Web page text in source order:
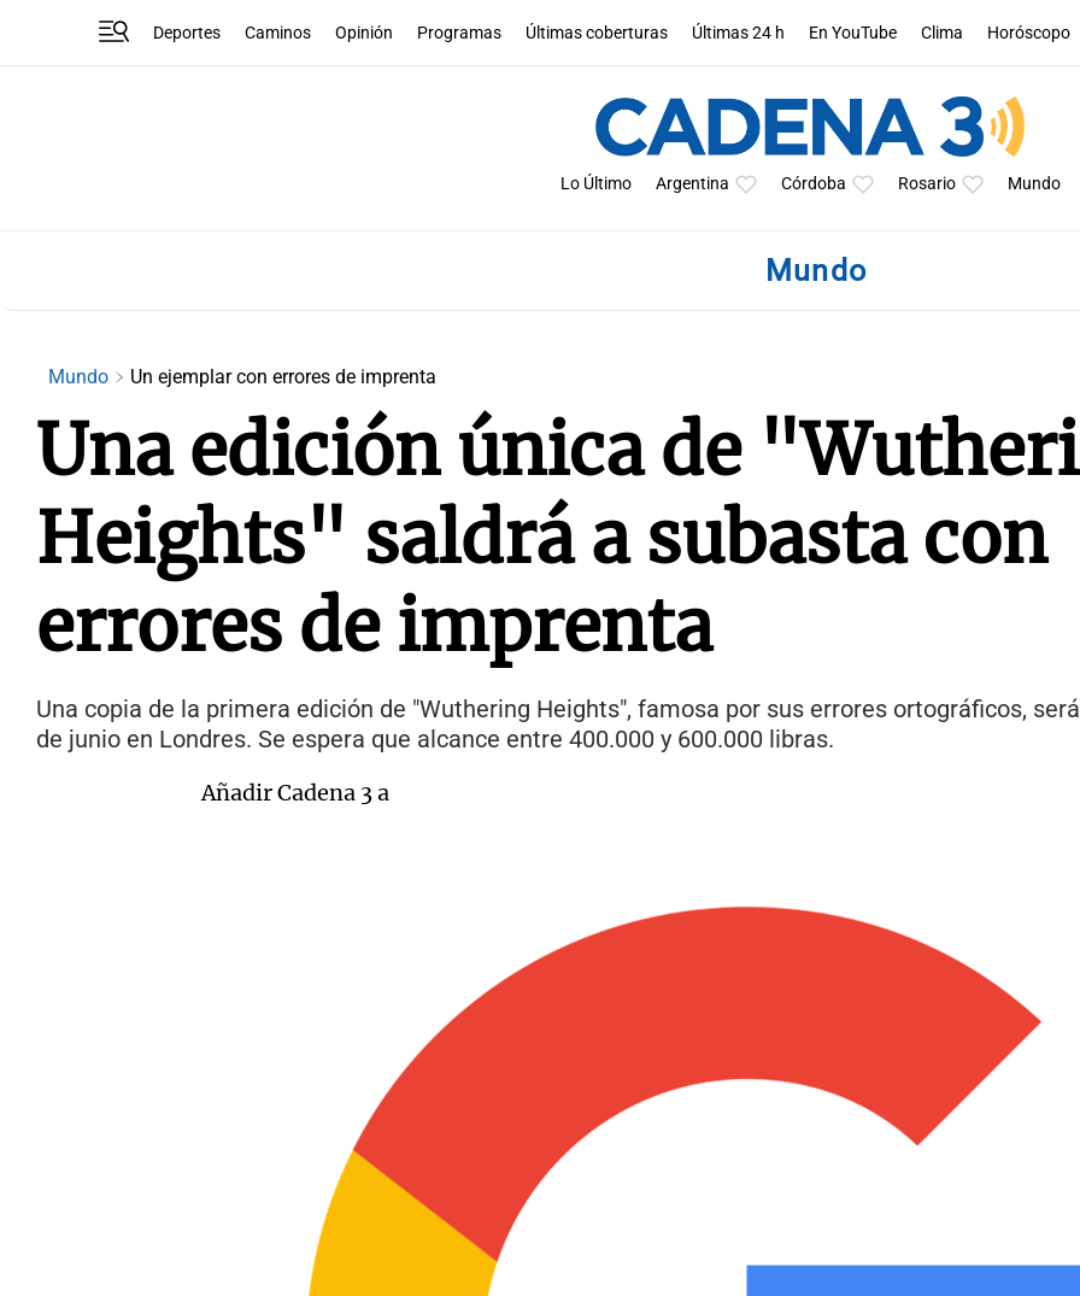
Deportes Caminos Opinión Programas Últimas coberturas Últimas 24 h En YouTube Clima Horóscopo
Lo Último Argentina Córdoba Rosario Mundo
Mundo
Mundo Un ejemplar con errores de imprenta
Una edición única de
Heights" saldrá a subasta con
errores de imprenta
Una copia de la primera edición de "Wuthering Heights", famosa por sus errores ortográficos,
de junio en Londres. Se espera que alcance entre 400.000 y 600.000 libras.
Añadir Cadena 3 a
Notas
Mundial 2026 La Sole en Cadena 3 Cadena 3